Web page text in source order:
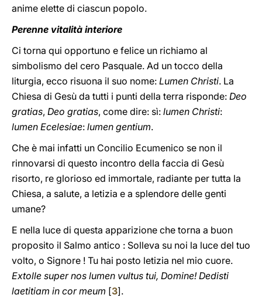
anime elette di ciascun popolo.
Perenne vitalità interiore
Ci torna qui opportuno e felice un richiamo al
simbolismo del cero Pasquale. Ad un tocco della
liturgia, ecco risuona il suo nome: Lumen Christi. La
Chiesa di Gesù da tutti i punti della terra risponde: Deo
gratias, Deo gratias, come dire: sì: lumen Christi:
lumen Ecelesiae: lumen gentium.
Che è mai infatti un Concilio Ecumenico se non il
rinnovarsi di questo incontro della faccia di Gesù
risorto, re glorioso ed immortale, radiante per tutta la
Chiesa, a salute, a letizia e a splendore delle genti
umane?
E nella luce di questa apparizione che torna a buon
proposito il Salmo antico : Solleva su noi la luce del tuo
volto, o Signore ! Tu hai posto letizia nel mio cuore.
Extolle super nos lumen vultus tui, Domine! Dedisti
laetitiam in cor meum [3].